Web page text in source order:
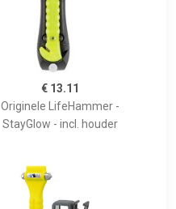
€ 13.11
Originele LifeHammer -
StayGlow - incl. houder